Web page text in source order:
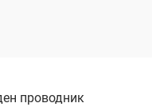
проводник